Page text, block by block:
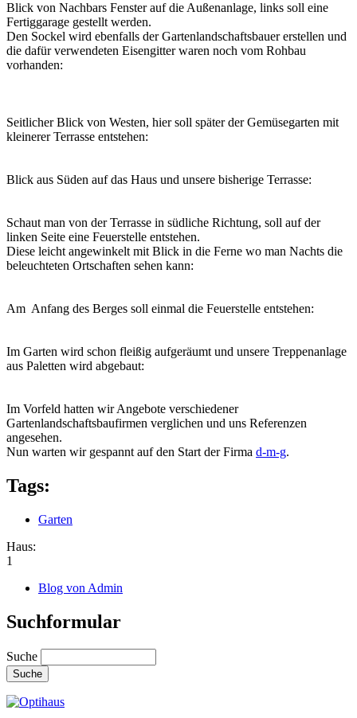
Blick von Nachbars Fenster auf die Außenanlage, links soll eine
Fertiggarage gestellt werden.
Den Sockel wird ebenfalls der Gartenlandschaftsbauer erstellen und
die dafür verwendeten Eisengitter waren noch vom Rohbau
vorhanden:
Seitlicher Blick von Westen, hier soll später der Gemüsegarten mit
kleinerer Terrasse entstehen:
Blick aus Süden auf das Haus und unsere bisherige Terrasse:
Schaut man von der Terrasse in südliche Richtung, soll auf der
linken Seite eine Feuerstelle entstehen.
Diese leicht angewinkelt mit Blick in die Ferne wo man Nachts die
beleuchteten Ortschaften sehen kann:
Am Anfang des Berges soll einmal die Feuerstelle entstehen:
Im Garten wird schon fleißig aufgeräumt und unsere Treppenanlage
aus Paletten wird abgebaut:
Im Vorfeld hatten wir Angebote verschiedener
Gartenlandschaftsbaufirmen verglichen und uns Referenzen
angesehen.
Nun warten wir gespannt auf den Start der Firma d-m-g.
Tags:
Garten
Haus:
1
Blog von Admin
Suchformular
Suche